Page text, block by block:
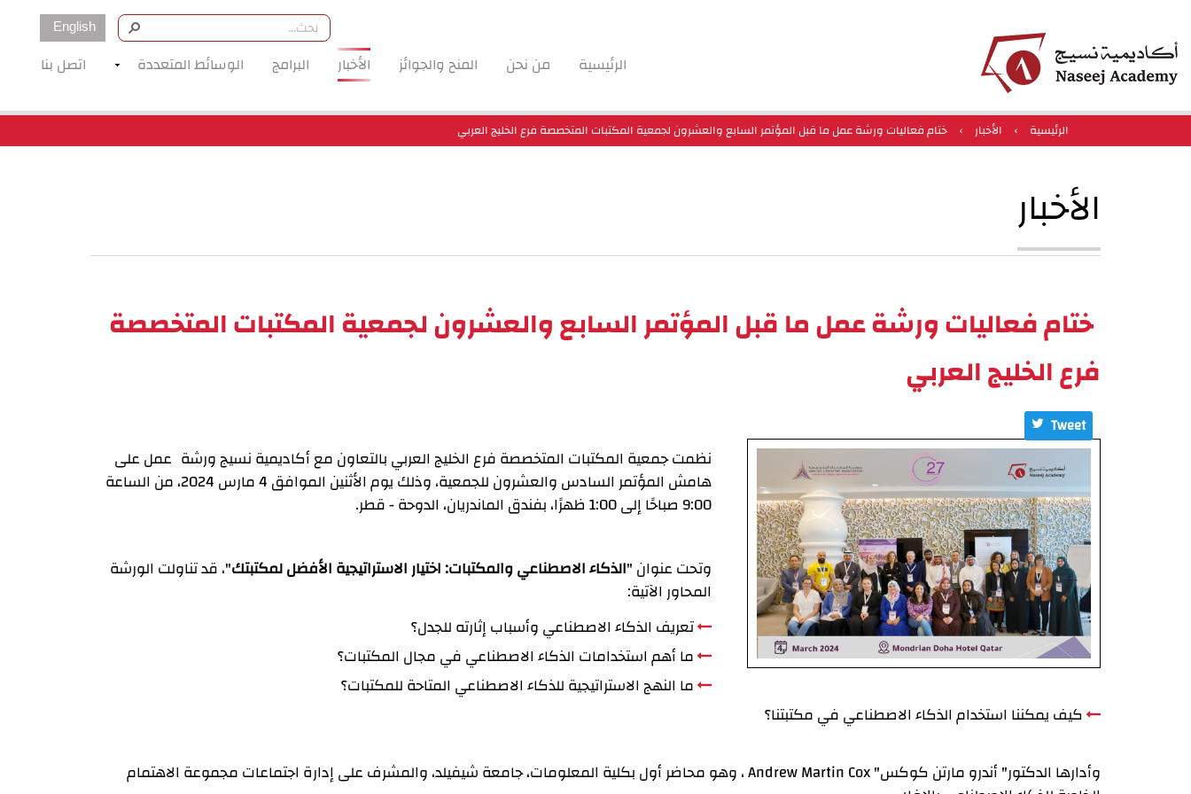
English
الرئيسية من نحن المنح والجوائز الأخبار البرامج الوسائط المتعددة اتصل بنا
الرئيسية › الأخبار › ختام فعاليات ورشة عمل ما قبل المؤتمر السابع والعشرون لجمعية المكتبات المتخصصة فرع الخليج العربي
الأخبار
ختام فعاليات ورشة عمل ما قبل المؤتمر السابع والعشرون لجمعية المكتبات المتخصصة
فرع الخليج العربي
Tweet
نظمت جمعية المكتبات المتخصصة فرع الخليج العربي بالتعاون مع أكاديمية نسيج ورشة عمل على
هامش المؤتمر السادس والعشرون للجمعية، وذلك يوم الأثنين الموافق 4 مارس 2024، من الساعة
9:00 صباحًا إلى 1:00 ظهرًا، بفندق
الماندريان، الدوحة - قطر.
وتحت عنوان "الذكاء الاصطناعي والمكتبات: اختيار الاستراتيجية الأفضل لمكتبتك"، قد تناولت الورشة
المحاور الآتية:
تعريف الذكاء الاصطناعي وأسباب إثارته للجدل؟
ما أهم استخدامات الذكاء الاصطناعي في مجال المكتبات؟
ما النهج الاستراتيجية للذكاء الاصطناعي المتاحة للمكتبات؟
كيف يمكننا استخدام الذكاء الاصطناعي في مكتبتنا؟
وأدارها الدكتور" أندرو مارتن كوكس" Andrew Martin Cox ، وهو محاضر أول بكلية المعلومات، جامعة شيفيلد، والمشرف على إدارة اجتماعات مجموعة الاهتمام